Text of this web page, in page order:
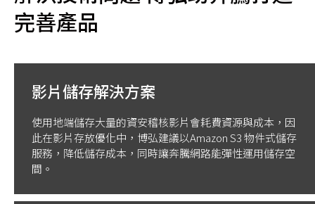
完善產品
影片儲存解決方案
使用地端儲存大量的資安稽核影片會耗費資源與成本，因
此在影片存放優化中，博弘建議以Amazon S3 物件式儲存
服務，降低儲存成本，同時讓奔騰網路能彈性運用儲存空
間。